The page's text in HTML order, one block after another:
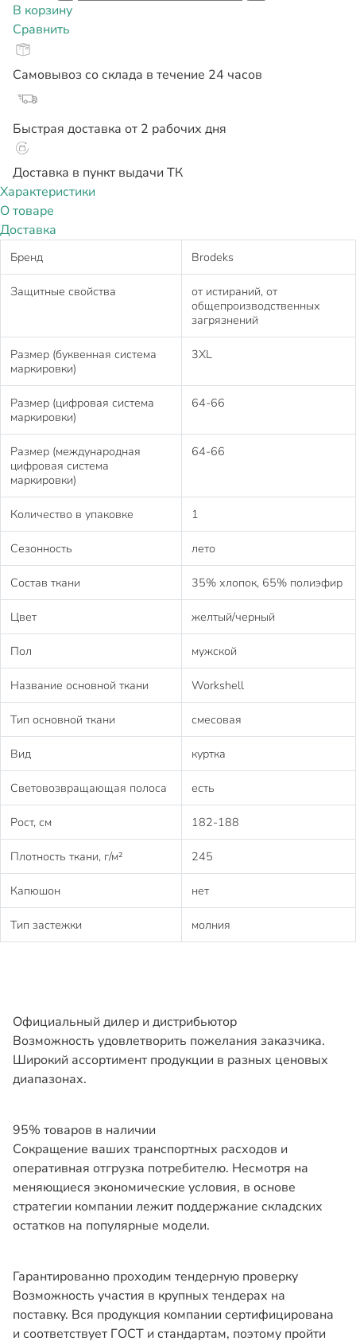
В корзину
Сравнить
Самовывоз со склада в течение 24 часов
Быстрая доставка от 2 рабочих дня
Доставка в пункт выдачи ТК
Характеристики
О товаре
Доставка
Бренд Brodeks
Защитные свойства
от истираний, от
общепроизводственных
загрязнений
Размер (буквенная система
маркировки)
3XL
Размер (цифровая система
маркировки)
64-66
Размер (международная
цифровая система
маркировки)
64-66
Количество в упаковке 1
Сезонность лето
Состав ткани 35% хлопок, 65% полиэфир
Цвет желтый/черный
Пол мужской
Название основной ткани Workshell
Тип основной ткани смесовая
Вид куртка
Световозвращающая полоса есть
Рост, см 182-188
Плотность ткани, г/м² 245
Капюшон нет
Тип застежки молния
Официальный дилер и дистрибьютор
Возможность удовлетворить пожелания заказчика.
Широкий ассортимент продукции в разных ценовых
диапазонах.
95% товаров в наличии
Сокращение ваших транспортных расходов и
оперативная отгрузка потребителю. Несмотря на
меняющиеся экономические условия, в основе
стратегии компании лежит поддержание складских
остатков на популярные модели.
Гарантированно проходим тендерную проверку
Возможность участия в крупных тендерах на
поставку. Вся продукция компании сертифицирована
и соответствует ГОСТ и стандартам, поэтому пройти